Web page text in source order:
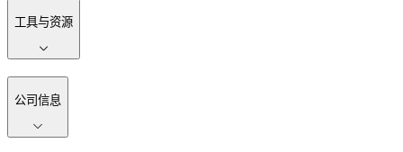
工具与资源
公司信息